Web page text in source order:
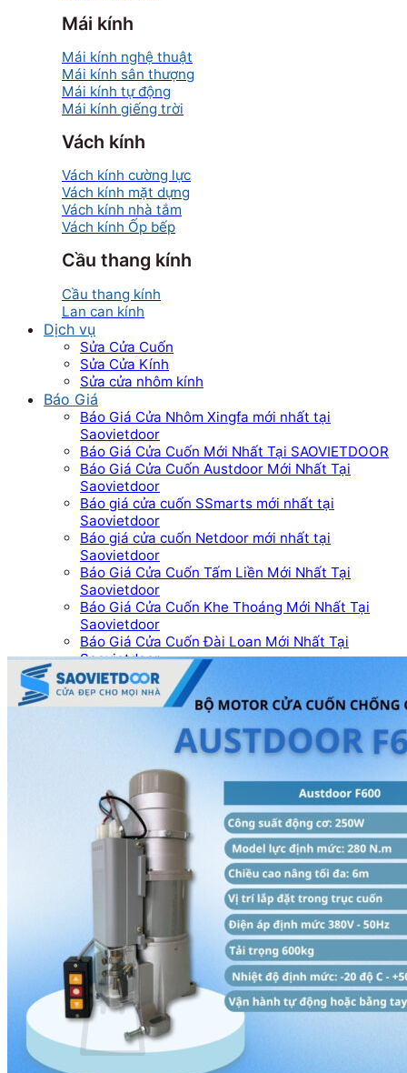
Mái kính
Mái kính nghệ thuật
Mái kính sân thượng
Mái kính tự động
Mái kính giếng trời
Vách kính
Vách kính cường lực
Vách kính mặt dựng
Vách kính nhà tắm
Vách kính Ốp bếp
Cầu thang kính
Cầu thang kính
Lan can kính
Dịch vụ
Sửa Cửa Cuốn
Sửa Cửa Kính
Sửa cửa nhôm kính
Báo Giá
Báo Giá Cửa Nhôm Xingfa mới nhất tại
Saovietdoor
Báo Giá Cửa Cuốn Mới Nhất Tại SAOVIETDOOR
Báo Giá Cửa Cuốn Austdoor Mới Nhất Tại
Saovietdoor
Báo giá cửa cuốn SSmarts mới nhất tại
Saovietdoor
Báo giá cửa cuốn Netdoor mới nhất tại
Saovietdoor
Báo Giá Cửa Cuốn Tấm Liền Mới Nhất Tại
Saovietdoor
Báo Giá Cửa Cuốn Khe Thoáng Mới Nhất Tại
Saovietdoor
Báo Giá Cửa Cuốn Đài Loan Mới Nhất Tại
Saovietdoor
Báo Giá Sửa Cửa Kính Tại Nhà
Tin tức
Tin Tuyển Dụng
Kích thước phong thủy
Hướng dẫn kỹ thuật
Tài Liệu Catalogue
Công trình dân dụng
Công trình biệt thự
Nhà máy & Showroom
Tìm kiếm: